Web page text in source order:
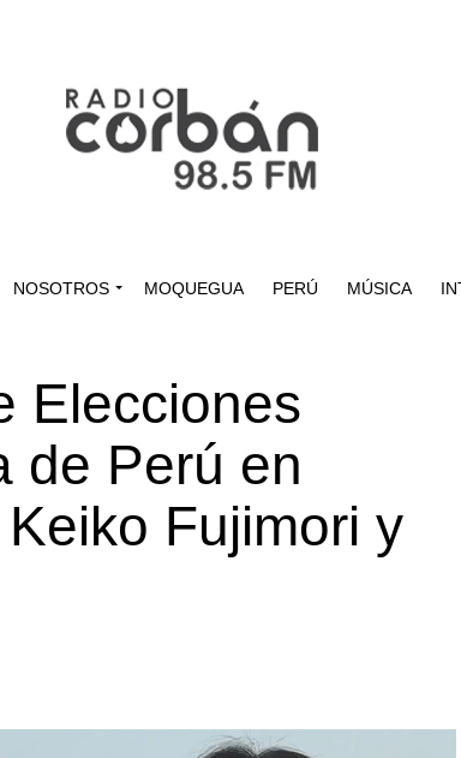
NOSOTROS MOQUEGUA PERÚ MÚSICA
Elecciones
de Perú en
Fujimori y